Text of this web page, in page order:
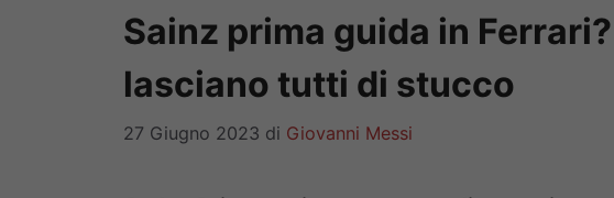
Sainz prima guida in
lasciano tutti di stucco
27 Giugno 2023 di Giovanni Messi